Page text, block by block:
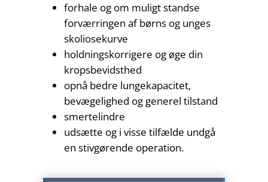
forhale og om muligt standse
forværringen af børns og unges
skoliosekurve
holdningskorrigere og øge din
kropsbevidsthed
opnå bedre lungekapacitet,
bevægelighed og generel tilstand
smertelindre
udsætte og i visse tilfælde undgå
en stivgørende operation.